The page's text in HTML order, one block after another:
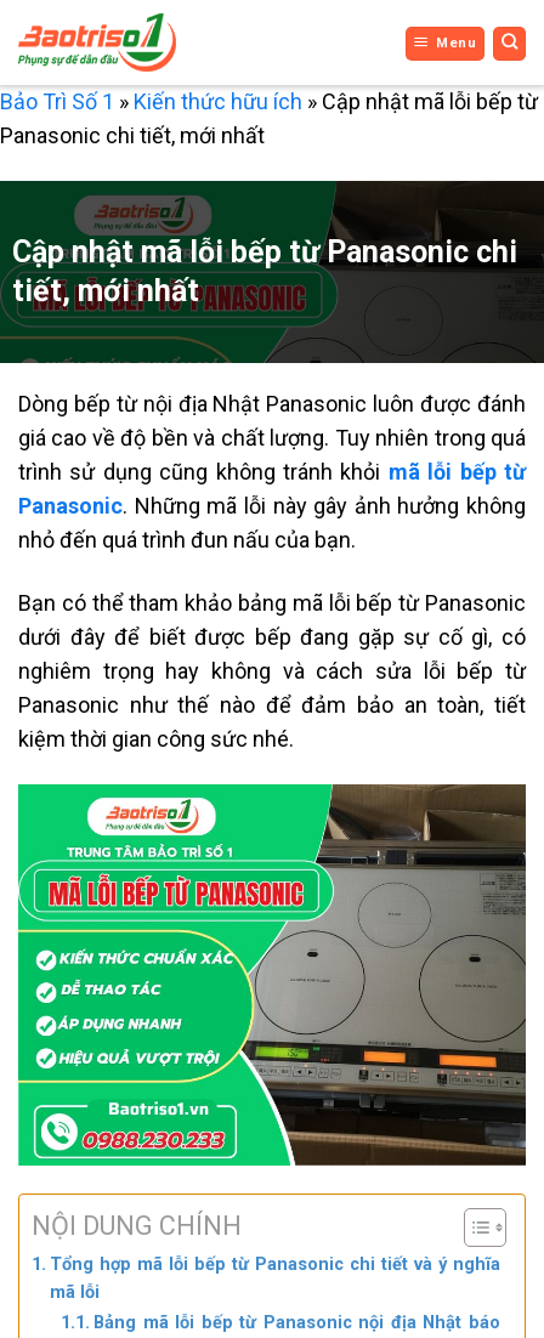
qua
nội
dung
Menu
Bảo Trì Số 1 » Kiến thức hữu ích » Cập nhật mã lỗi bếp từ
Panasonic chi tiết, mới nhất
Cập nhật mã lỗi bếp từ Panasonic chi
tiết, mới nhất
Dòng bếp từ nội địa Nhật Panasonic luôn được đánh
giá cao về độ bền và chất lượng. Tuy nhiên trong quá
trình sử dụng cũng không tránh khỏi mã lỗi bếp từ
Panasonic. Những mã lỗi này gây ảnh hưởng không
nhỏ đến quá trình đun nấu của bạn.
Bạn có thể tham khảo bảng mã lỗi bếp từ Panasonic
dưới đây để biết được bếp đang gặp sự cố gì, có
nghiêm trọng hay không và cách sửa lỗi bếp từ
Panasonic như thế nào để đảm bảo an toàn, tiết
kiệm thời gian công sức nhé.
NỘI DUNG CHÍNH
Tổng hợp mã lỗi bếp từ Panasonic chi tiết và ý nghĩa
mã lỗi
Bảng mã lỗi bếp từ Panasonic nội địa Nhật báo